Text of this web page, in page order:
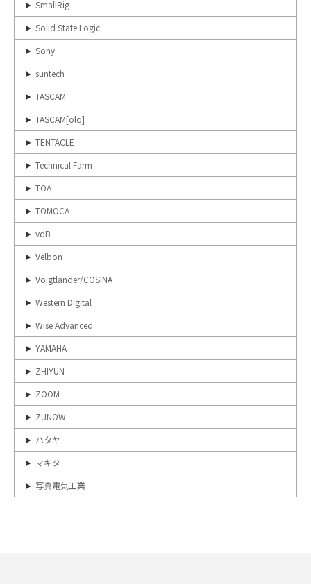
SmallRig
Solid State Logic
Sony
suntech
TASCAM
TASCAM[olq]
TENTACLE
Technical Farm
TOA
TOMOCA
vdB
Velbon
Voigtlander/COSINA
Western Digital
Wise Advanced
YAMAHA
ZHIYUN
ZOOM
ZUNOW
ハタヤ
マキタ
写真電気工業